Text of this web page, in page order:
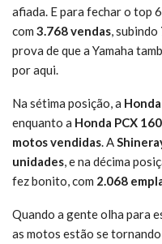
afiada. E para fechar o top
com 3.768 vendas, subindo
prova de que a Yamaha
por aqui.
Na sétima posição, a
enquanto a Honda PCX 160
motos vendidas. A
unidades, e na décima
fez bonito, com 2.068
Quando a gente olha para
as motos estão se